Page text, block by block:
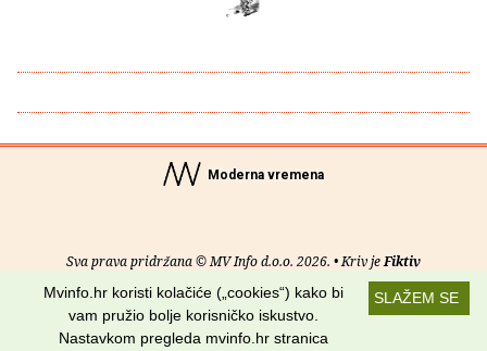
Moderna vremena
Sva prava pridržana © MV Info d.o.o. 2026. • Kriv jeFiktiv
O nama• Pomoć• Uvjeti korištenja•RSS kanali
Potraži nas na:
SLAŽEM SE
Mvinfo.hr koristi kolačiće („cookies“) kako bi
vam pružio bolje korisničko iskustvo.
Nastavkom pregleda mvinfo.hr stranica